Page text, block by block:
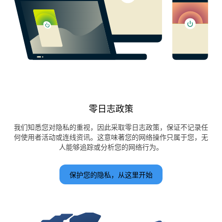
零日志政策
我们知悉您对隐私的重视，因此采取零日志政策，保证不记录任
何使用者活动或连线资讯。这意味著您的网络操作只属于您，无
人能够追踪或分析您的网络行为。
保护您的隐私，从这里开始